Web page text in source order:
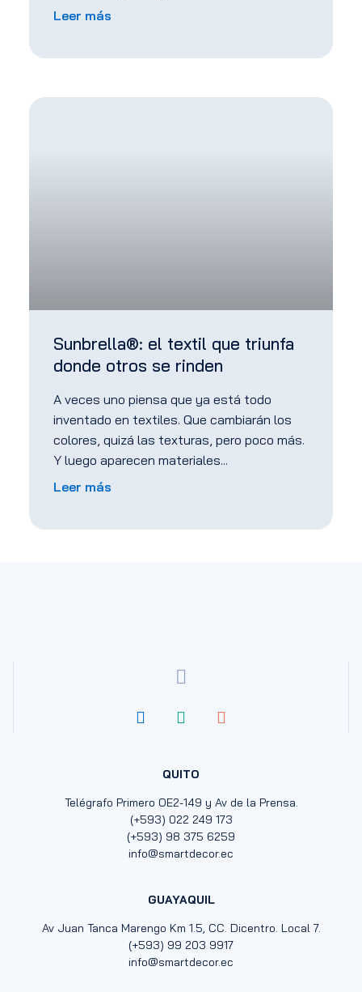
Leer más
Sunbrella®: el textil que triunfa
donde otros se rinden
A veces uno piensa que ya está todo
inventado en textiles. Que cambiarán los
colores, quizá las texturas, pero poco más.
Y luego aparecen materiales
Leer más
QUITO
Telégrafo Primero OE2-149 y Av de la Prensa.
(+593) 022 249 173
(+593) 98 375 6259
info@smartdecor.ec
GUAYAQUIL
Av Juan Tanca Marengo Km 1.5, CC. Dicentro. Local 7.
(+593) 99 203 9917
info@smartdecor.ec